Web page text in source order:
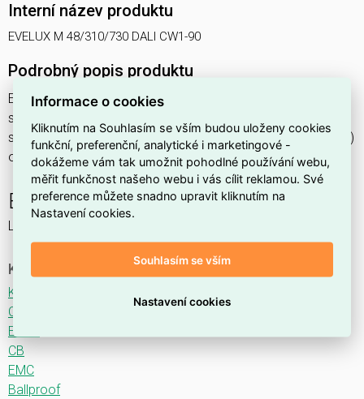
Interní název produktu
EVELUX M 48/310/730 DALI CW1-90
Podrobný popis produktu
EVELUX M 48/310/730 DALI CW1-90 54W IP66
svítidlo pouliční s modulem LED, spektrum 730A3, regulace
stmívání ovládané DALI protokolem, optika CW1 (Crosswalk)
otočená o 90°
EVELUX
LED svítidlo pro osvětlení komunikací.
Ke stažení
Katalogový list
CE
ENEC
CB
EMC
Ballproof
Informace o cookies
Kliknutím na Souhlasím se vším budou uloženy cookies
funkční, preferenční, analytické i marketingové -
dokážeme vám tak umožnit pohodlné používání webu,
měřit funkčnost našeho webu i vás cílit reklamou. Své
preference můžete snadno upravit kliknutím na
Nastavení cookies.
Souhlasím se vším
Nastavení cookies